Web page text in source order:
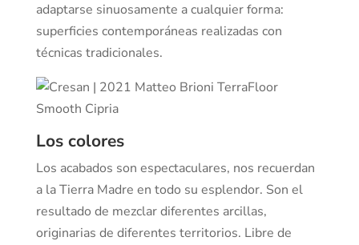
adaptarse sinuosamente a cualquier forma:
superficies contemporáneas realizadas con
técnicas tradicionales.
Los colores
Los acabados son espectaculares, nos recuerdan
a la Tierra Madre en todo su esplendor. Son el
resultado de mezclar diferentes arcillas,
originarias de diferentes territorios. Libre de